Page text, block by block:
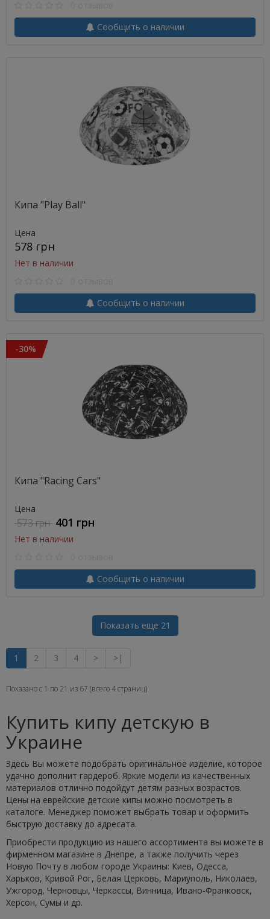
Сообщить о наличии
Кипа "Play Ball"
Цена
578 грн
Нет в наличии
Сообщить о наличии
-30%
Кипа "Racing Cars"
Цена
573 грн 401 грн
Нет в наличии
Сообщить о наличии
Показать еще 21
1 2 3 4 > >|
Показано с 1 по 21 из 67 (всего 4 страниц)
Купить кипу детскую в
Украине
Здесь Вы можете подобрать оригинальное изделие, которое
удачно дополнит гардероб. Яркие модели из качественных
материалов отлично подойдут детям разных возрастов.
Цены на еврейские детские кипы можно посмотреть в
каталоге. Менеджер поможет выбрать товар и оформить
быструю доставку до адресата.
Приобрести продукцию из нашего ассортимента вы можете в
фирменном магазине в Днепре, а также получить через
Новую Почту в любом городе Украины: Киев, Одесса,
Харьков, Кривой Рог, Белая Церковь, Мариуполь, Николаев,
Ужгород, Черновцы, Черкассы, Винница, Ивано-Франковск,
Херсон, Сумы и др.